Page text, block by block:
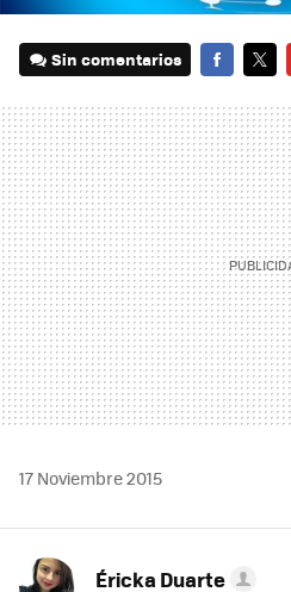
Sin comentarios
17 Noviembre 2015
Éricka Duarte